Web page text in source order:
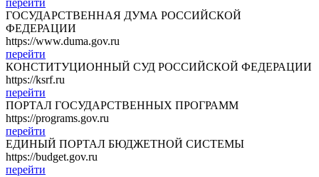
перейти
ГОСУДАРСТВЕННАЯ ДУМА РОССИЙСКОЙ
ФЕДЕРАЦИИ
https://www.duma.gov.ru
перейти
КОНСТИТУЦИОННЫЙ СУД РОССИЙСКОЙ ФЕДЕРАЦИИ
https://ksrf.ru
перейти
ПОРТАЛ ГОСУДАРСТВЕННЫХ ПРОГРАММ
https://programs.gov.ru
перейти
ЕДИНЫЙ ПОРТАЛ БЮДЖЕТНОЙ СИСТЕМЫ
https://budget.gov.ru
перейти